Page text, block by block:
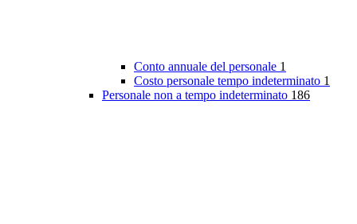
Conto annuale del personale 1
Costo personale tempo indeterminato 1
Personale non a tempo indeterminato 186